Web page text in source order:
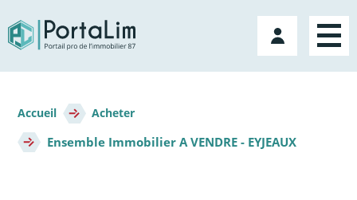
directement
au
contenu
Mon
compte
d'Ariane
Accueil Acheter
Ensemble Immobilier A VENDRE - EYJEAUX